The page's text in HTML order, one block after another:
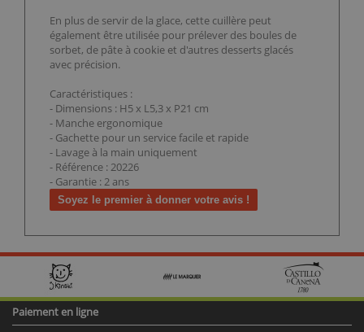
En plus de servir de la glace, cette cuillère peut
également être utilisée pour prélever des boules de
sorbet, de pâte à cookie et d'autres desserts glacés
avec précision.
Caractéristiques :
- Dimensions : H5 x L5,3 x P21 cm
- Manche ergonomique
- Gachette pour un service facile et rapide
- Lavage à la main uniquement
- Référence : 20226
- Garantie : 2 ans
Soyez le premier à donner votre avis !
Paiement en ligne